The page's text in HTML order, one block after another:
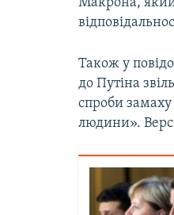
Макрона, який
Також у
до Путіна
спроби замаху
людини».